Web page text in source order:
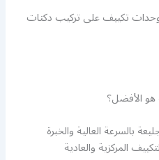
تكييف على تركيب دكتات
الأفضل؟
بالسرعة العالية والخبرة
المركزية والعادية